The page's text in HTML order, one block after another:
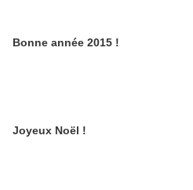
Bonne année 2015 !
Joyeux Noël !